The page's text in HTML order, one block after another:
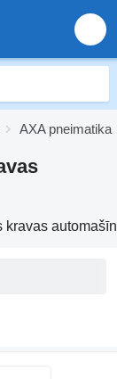
AXA pneimatika
kravas